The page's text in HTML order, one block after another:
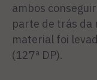
ambos
parte de trás da
material foi
(127ª DP).